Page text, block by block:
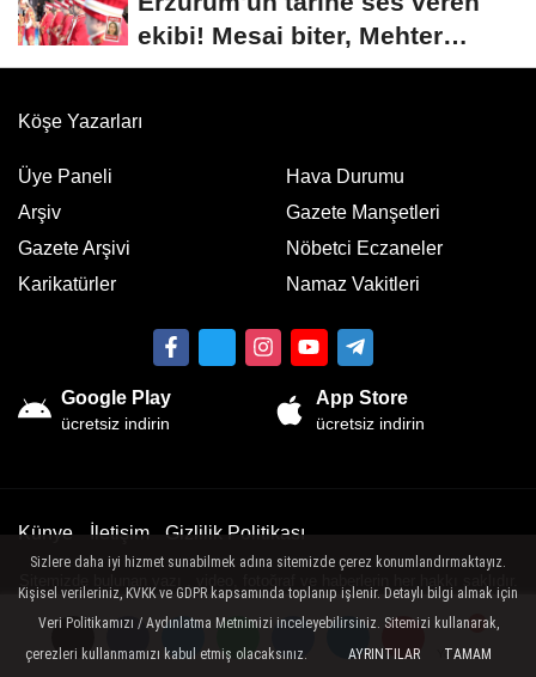
Yorumlar
Yorumlar
ekibi! Mesai biter, Mehter
başlar
Köşe Yazarları
Üye Paneli
Arşiv
Gazete Arşivi
Karikatürler
Hava Durumu
Gazete Manşetleri
Nöbetci Eczaneler
Namaz Vakitleri
Google Play
ücretsiz indirin
App Store
ücretsiz indirin
Künye İletişim Gizlilik Politikası
İzinsiz veya kaynak gösterilemeden kullanılamaz.
Sizlere daha iyi hizmet sunabilmek adına sitemizde çerez konumlandırmaktayız.
Kişisel verileriniz, KVKK ve GDPR kapsamında toplanıp işlenir. Detaylı bilgi almak için
Veri Politikamızı / Aydınlatma Metnimizi inceleyebilirsiniz. Sitemizi kullanarak,
çerezleri kullanmamızı kabul etmiş olacaksınız.
AYRINTILAR TAMAM